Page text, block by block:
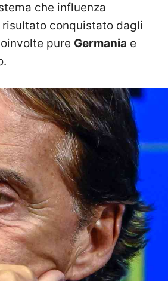
che influenza
conquistato dagli
pure Germania e